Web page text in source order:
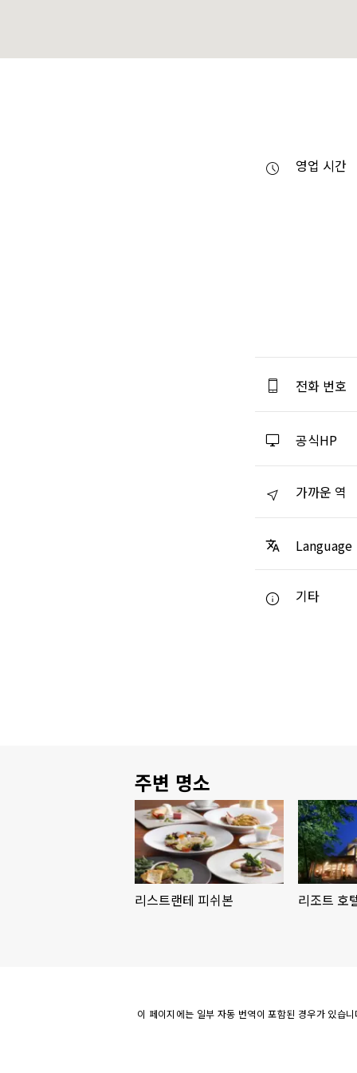
영업 시간
전화 번호
공식HP
가까운 역
Language
기타
주변 명소
리스트랜테 피쉬본 리조트 호
이 페이지에는 일부 자동 번역이 포함된 경우가 있습